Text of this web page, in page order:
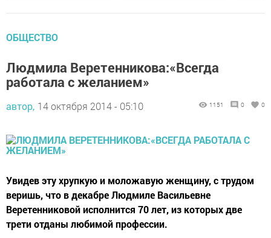
ОБЩЕСТВО
Людмила Веретенникова:«Всегда
работала с желанием»
автор, 14 октября 2014 - 05:10 1151 0 0
Увидев эту хрупкую и моложавую женщину, с трудом
веришь, что в декабре Людмиле Васильевне
Веретенниковой исполнится 70 лет, из которых две
трети отданы любимой профессии.